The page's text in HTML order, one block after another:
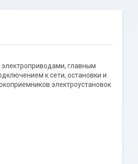
главным
к сети, остановки и
электроустановок